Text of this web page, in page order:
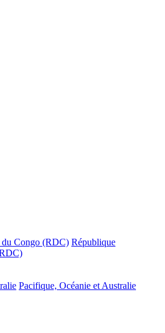
du Congo (RDC) République
Pacifique, Océanie et Australie